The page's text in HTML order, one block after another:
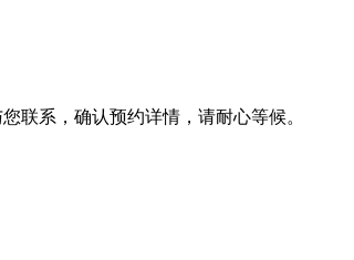
联系，确认预约详情，请耐心等候。